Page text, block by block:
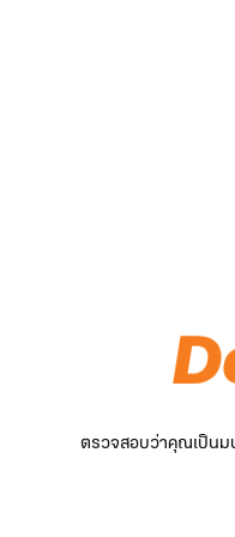
ตรวจสอบว่าคุณเป็นม